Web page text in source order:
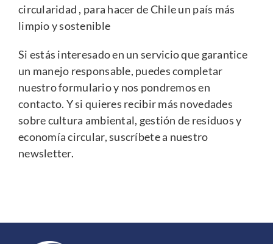
circularidad , para hacer de Chile un país más
limpio y sostenible
Si estás interesado en un servicio que garantice
un manejo responsable, puedes completar
nuestroformularioy nos pondremos en
contacto. Y si quieres recibir más novedades
sobre cultura ambiental, gestión de residuos y
economía circular,suscríbete a nuestro
newsletter.